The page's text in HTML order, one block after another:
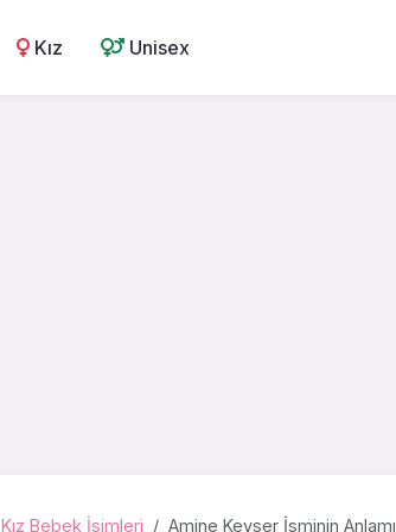
Kız Unisex
Kız Bebek İsimleri Amine Kevser İsminin Anlamı